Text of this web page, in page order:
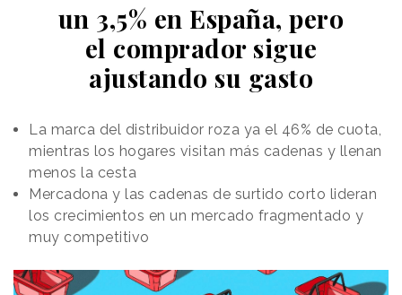
un 3,5% en España, pero
el comprador sigue
ajustando su gasto
La marca del distribuidor roza ya el 46% de cuota,
mientras los hogares visitan más cadenas y llenan
menos la cesta
Mercadona y las cadenas de surtido corto lideran
los crecimientos en un mercado fragmentado y
muy competitivo